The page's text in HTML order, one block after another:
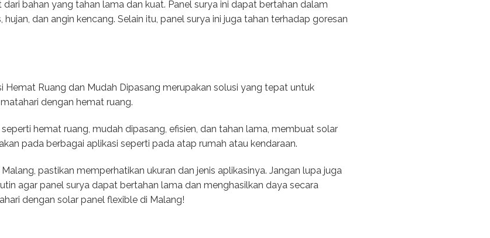
bahan yang tahan lama dan kuat. Panel surya ini dapat bertahan dalam
dan angin kencang. Selain itu, panel surya ini juga tahan terhadap goresan
Hemat Ruang dan Mudah Dipasang merupakan solusi yang tepat untuk
dengan hemat ruang.
hemat ruang, mudah dipasang, efisien, dan tahan lama, membuat solar
pada berbagai aplikasi seperti pada atap rumah atau kendaraan.
pastikan memperhatikan ukuran dan jenis aplikasinya. Jangan lupa juga
agar panel surya dapat bertahan lama dan menghasilkan daya secara
dengan solar panel flexible di Malang!